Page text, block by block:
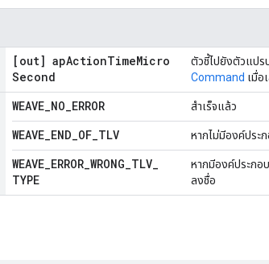
[out] apActionTimeMicro
Second
ตัวชี้ไปยังตัวแปร
Command เมื่อ
WEAVE_NO_ERROR สำเร็จแล้ว
WEAVE_END_OF_TLV หากไม่มีองค์ประ
WEAVE_ERROR_WRONG_TLV_
TYPE
หากมีองค์ประกอ
ลงชื่อ